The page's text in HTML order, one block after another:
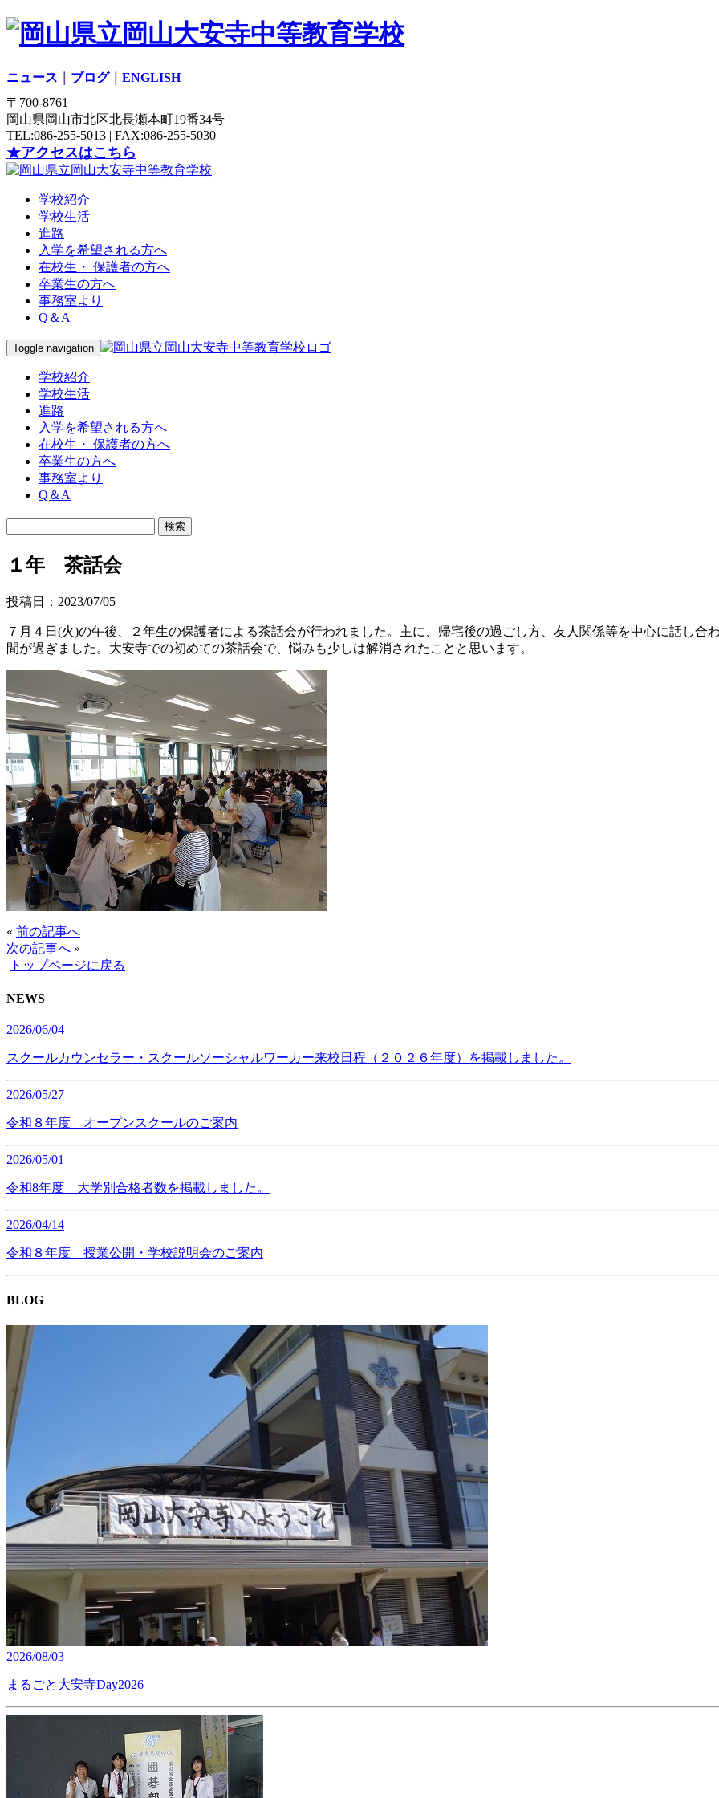
ニュース ブログ｜ ENGLISH
〒700-8761
岡山県岡山市北区北長瀬本町19番34号
TEL:086-255-5013 | FAX:086-255-5030
★アクセスはこちら
学校紹介
学校生活
進路
入学を希望される方へ
在校生・ 保護者の方へ
卒業生の方へ
事務室より
Q＆A
Toggle navigation
学校紹介
学校生活
進路
入学を希望される方へ
在校生・ 保護者の方へ
卒業生の方へ
事務室より
Q＆A
１年 茶話会
投稿日：2023/07/05
７月４日(火)の午後、２年生の保護者による茶話会が行われました。主に、帰宅後の過ごし方、友人関係等を中心に話し
間が過ぎました。大安寺での初めての茶話会で、悩みも少しは解消されたことと思います。
« 前の記事へ
次の記事へ »
トップページに戻る
NEWS
2026/06/04
スクールカウンセラー・スクールソーシャルワーカー来校日程（２０２６年度）を掲載しました。
2026/05/27
令和８年度 オープンスクールのご案内
2026/05/01
令和8年度 大学別合格者数を掲載しました。
2026/04/14
令和８年度 授業公開・学校説明会のご案内
BLOG
2026/08/03
まるごと大安寺Day2026